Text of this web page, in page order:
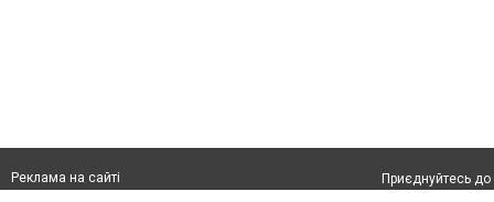
Реклама на сайті
Приєднуйтесь до